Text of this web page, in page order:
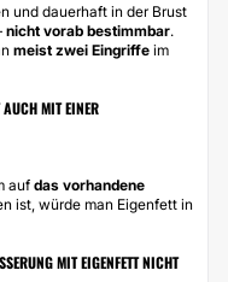
und dauerhaft in der Brust
nicht vorab bestimmbar.
meist zwei Eingriffe im
MIT EINER B
auf das vorhandene
ist, würde man Eigenfett in
MIT EIGENFETT NICHT G